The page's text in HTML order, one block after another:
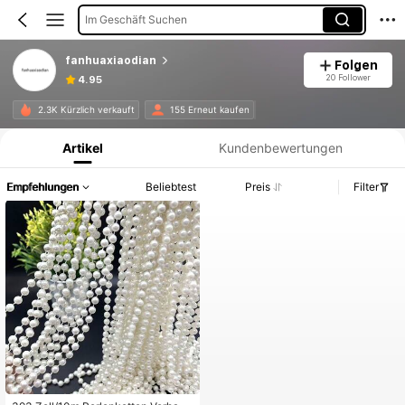
Im Geschäft Suchen
fanhuaxiaodian
4.95
Folgen
20 Follower
2.3K Kürzlich verkauft 155 Erneut kaufen
Produktinformation: Preisangabe, Verkaufs- und Lagerbestandsdetails.
Artikel Kundenbewertungen
Empfehlungen Beliebtest Preis Filter